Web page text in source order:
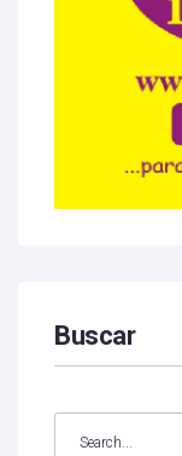
Buscar